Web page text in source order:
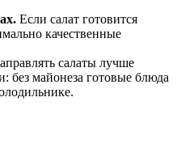
Если салат готовится
качественные
салаты лучше
без майонеза готовые блюда